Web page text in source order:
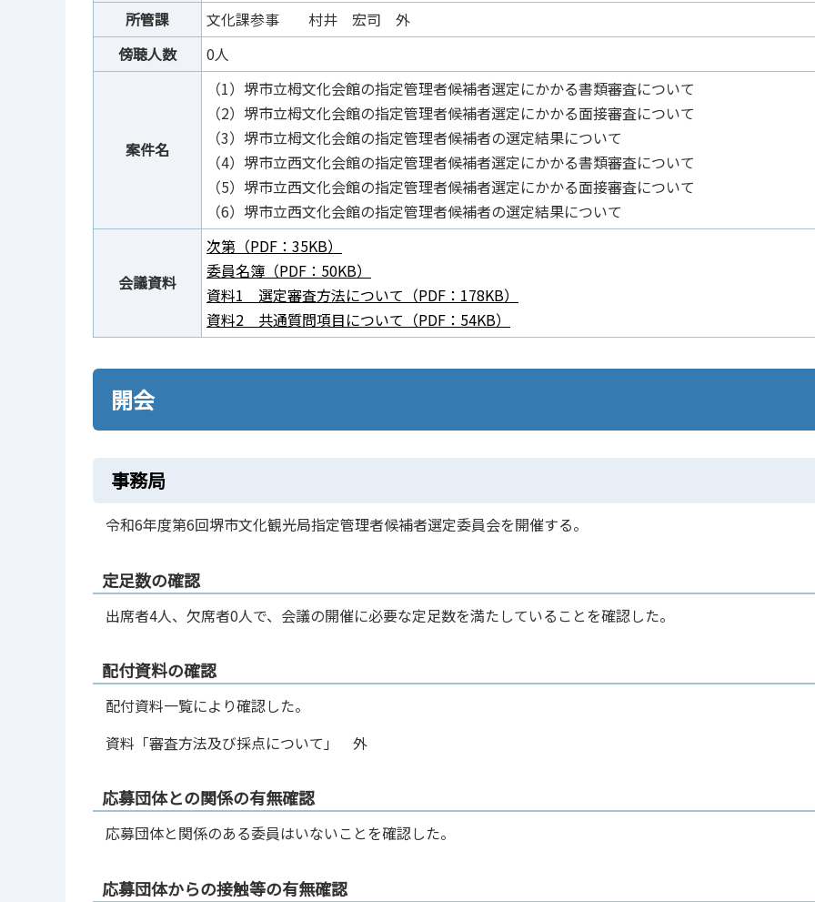
所管課
文化課参事 村井 宏司 外
傍聴人数
0人
案件名
（1）堺市立栂文化会館の指定管理者候補者選定にかかる書類審査について
（2）堺市立栂文化会館の指定管理者候補者選定にかかる面接審査について
（3）堺市立栂文化会館の指定管理者候補者の選定結果について
（4）堺市立西文化会館の指定管理者候補者選定にかかる書類審査について
（5）堺市立西文化会館の指定管理者候補者選定にかかる面接審査について
（6）堺市立西文化会館の指定管理者候補者の選定結果について
会議資料
次第（PDF：35KB）
委員名簿（PDF：50KB）
資料1 選定審査方法について（PDF：178KB）
資料2 共通質問項目について（PDF：54KB）
開会
事務局
令和6年度第6回堺市文化観光局指定管理者候補者選定委員会を開催する。
定足数の確認
出席者4人、欠席者0人で、会議の開催に必要な定足数を満たしていることを確認した。
配付資料の確認
配付資料一覧により確認した。
資料「審査方法及び採点について」 外
応募団体との関係の有無確認
応募団体と関係のある委員はいないことを確認した。
応募団体からの接触等の有無確認